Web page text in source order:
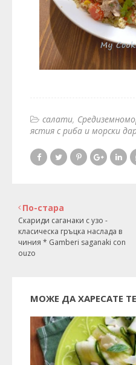
салати
ястия с риба и морски
По-стара
Скариди саганаки с узо -
класическа гръцка наслада в
чиния * Gamberi saganaki con
ouzo
МОЖЕ ДА ХАРЕСАТЕ